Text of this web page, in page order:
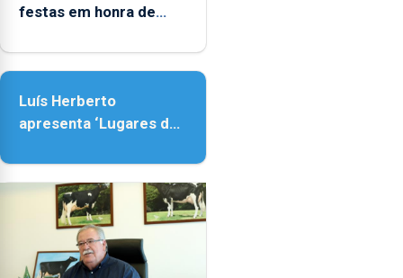
festas em honra de
Assunção
Luís Herberto
apresenta ‘Lugares da